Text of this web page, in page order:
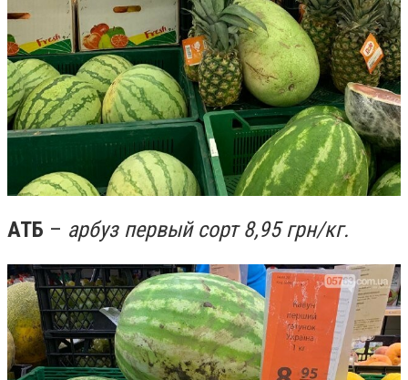
АТБ – арбуз первый сорт 8,95 грн/кг.